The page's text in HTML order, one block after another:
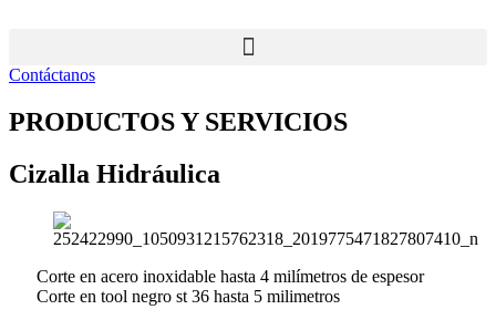
Contáctanos
PRODUCTOS Y SERVICIOS
Cizalla Hidráulica
Corte en acero inoxidable hasta 4 milímetros de espesor
Corte en tool negro st 36 hasta 5 milimetros